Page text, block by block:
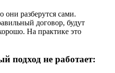
разберутся сами.
договор, будут
На практике это
подход не работает: